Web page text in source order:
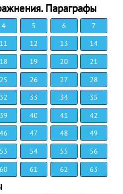
Параграфы
4 5 6
7
11 12 13
14
18 19 20
21
25 26 27
28
32 33 34
35
39 40 41
42
46 47 48
49
53 54 55
56
60 61 62 63